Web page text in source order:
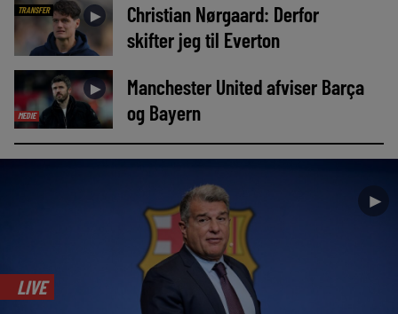
TRANSFER ►
Christian Nørgaard: Derfor
skifter jeg til Everton
MEDIE
►
Manchester United afviser Barça
og Bayern
►
LIVE